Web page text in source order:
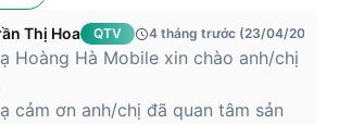
Thị Hoa QTV 4 tháng trước (23/04/2026)
Hoàng Hà Mobile xin chào anh/chị
cảm ơn anh/chị đã quan tâm sản